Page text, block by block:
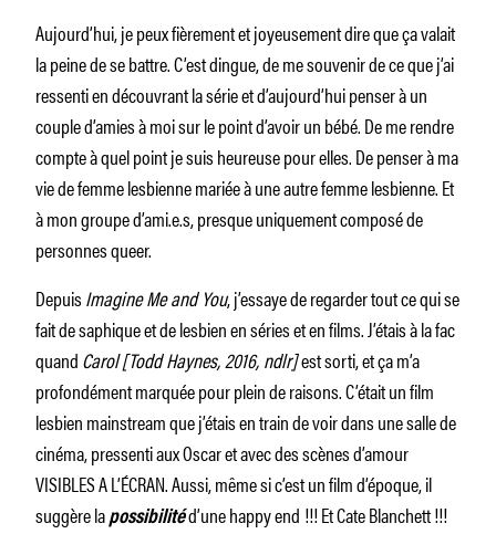
Aujourd’hui, je peux fièrement et joyeusement dire que ça valait
la peine de se battre. C’est dingue, de me souvenir de ce que j’ai
ressenti en découvrant la série et d’aujourd’hui penser à un
couple d’amies à moi sur le point d’avoir un bébé. De me rendre
compte à quel point je suis heureuse pour elles. De penser à ma
vie de femme lesbienne mariée à une autre femme lesbienne. Et
à mon groupe d’ami.e.s, presque uniquement composé de
personnes queer.
DepuisImagine Me and You, j’essaye de regarder tout ce qui se
fait de saphique et de lesbien en séries et en films. J’étais à la fac
quandCarol[Todd Haynes, 2016, ndlr]est sorti, et ça m’a
profondément marquée pour plein de raisons. C’était un film
lesbien mainstream que j’étais en train de voir dans une salle de
cinéma, pressenti aux Oscar et avec des scènes d’amour
VISIBLES A L’ÉCRAN. Aussi, même si c’est un film d’époque, il
suggère lapossibilitéd’une happy end !!! Et Cate Blanchett !!!